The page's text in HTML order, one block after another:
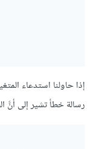
إذا حاولنا استدعاء
رسالة خطأ تشير إلى أنَّ